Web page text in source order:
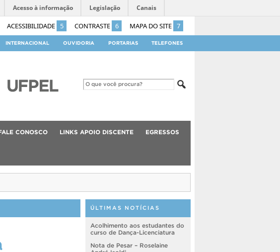
ACESSIBILIDADE 5 CONTRASTE 6 MAPA DO SITE 7
Acesso à informação Legislação Canais
INTERNACIONAL OUVIDORIA PORTARIAS TELEFONES
CONOSCO LINKS APOIO DISCENTE EGRESSOS
ÚLTIMAS NOTÍCIAS
Acolhimento aos estudantes do
curso de Dança-Licenciatura
Nota de Pesar – Roselaine